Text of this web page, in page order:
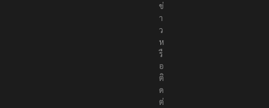
ข่
า
ว
ห
รื
อ
ติ
ด
ต่